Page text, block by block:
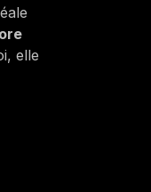
elle